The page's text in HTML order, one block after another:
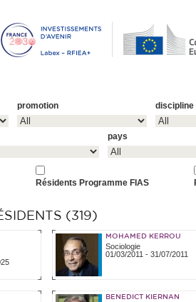
promotion discipline
pays
Résidents Programme FIAS
(319)
MOHAMED KERROU
Sociologie
01/03/2011 - 31/07/2011
BENEDICT KIERNAN